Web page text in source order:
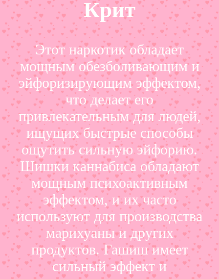
Крит
Этот наркотик обладает
мощным обезболивающим и
эйфоризирующим эффектом,
что делает его
привлекательным для людей,
ищущих быстрые способы
ощутить сильную эйфорию.
Шишки каннабиса обладают
мощным психоактивным
эффектом, и их часто
используют для производства
марихуаны и других
продуктов. Гашиш имеет
сильный эффект и